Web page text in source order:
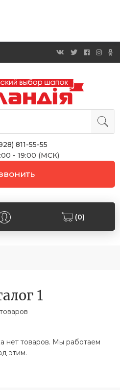
811-55-55
- 19:00 (МСК)
(0)
1
нет товаров. Мы работаем
этим.